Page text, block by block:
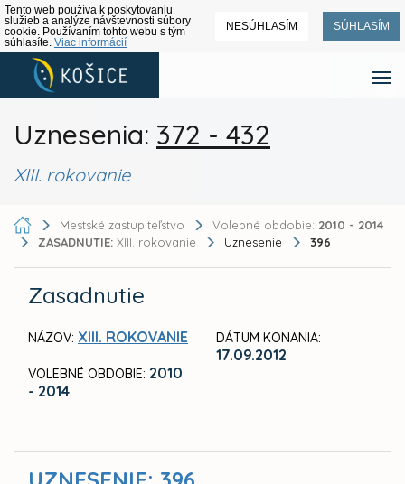
Tento web používa k poskytovaniu
služieb a analýze návštevnosti súbory
cookie. Používaním tohto webu s tým
súhlasíte. Viac informácií
NESÚHLASÍM SÚHLASÍM
Uznesenia: 372 - 432
XIII. rokovanie
Mestské zastupiteľstvo Volebné obdobie: 2010 - 2014
ZASADNUTIE: XIII. rokovanie Uznesenie 396
Zasadnutie
NÁZOV: XIII. ROKOVANIE
VOLEBNÉ OBDOBIE: 2010
- 2014
DÁTUM KONANIA:
17.09.2012